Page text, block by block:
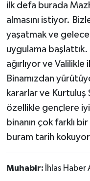
ilk defa burada
almasını istiyor.
yaşatmak ve
uygulama
ağırlıyor ve
Binamızdan
kararlar ve Kurtuluş
özellikle gençlere iyi
binanın çok farklı
buram tarih
Muhabir: İhlas Haber